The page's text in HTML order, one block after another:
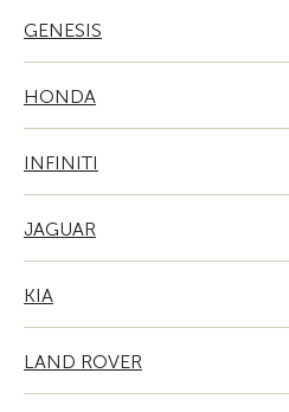
GENESIS
HONDA
INFINITI
JAGUAR
KIA
LAND ROVER